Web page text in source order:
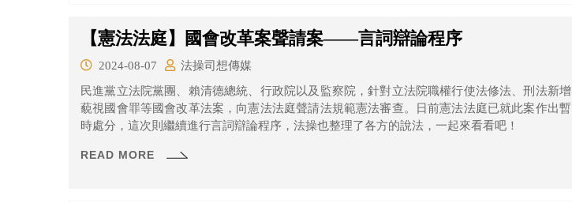
【憲法法庭】國會改革案聲請案——言詞辯論程序
2024-08-07
法操司想傳媒
民進黨立法院黨團、賴清德總統、行政院以及監察院，針對立法院職權行使法修法、刑法新增
藐視國會罪等國會改革法案，向憲法法庭聲請法規範憲法審查。日前憲法法庭已就此案作出暫
時處分，這次則繼續進行言詞辯論程序，法操也整理了各方的說法，一起來看看吧！
READ MORE